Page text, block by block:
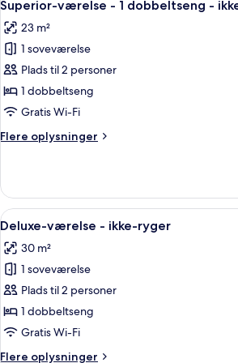
enkeltsenge
ikke-
ryger
alle
billeder
af
Superior-
værelse
-
dobbeltseng
ryger
Superior-værelse - 1 dobbeltseng -
23 m²
1 soveværelse
Plads til 2 personer
1 dobbeltseng
Gratis Wi-Fi
Flere oplysninger
Flere
værelse
1
ikke-
ryger
Indlæs
alle
billeder
af
Deluxe-
værelse
-
Et
12
Deluxe-værelse - ikke-ryger
30 m²
1 soveværelse
Plads til 2 personer
1 dobbeltseng
Gratis Wi-Fi
Flere oplysninger
Flere